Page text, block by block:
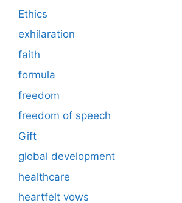
Ethics
exhilaration
faith
formula
freedom
freedom of speech
Gift
global development
healthcare
heartfelt vows